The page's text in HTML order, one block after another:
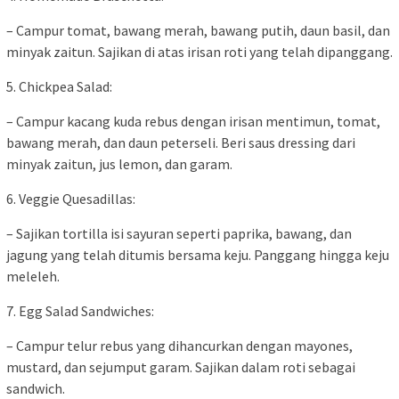
– Campur tomat, bawang merah, bawang putih, daun basil, dan
minyak zaitun. Sajikan di atas irisan roti yang telah dipanggang.
5. Chickpea Salad:
– Campur kacang kuda rebus dengan irisan mentimun, tomat,
bawang merah, dan daun peterseli. Beri saus dressing dari
minyak zaitun, jus lemon, dan garam.
6. Veggie Quesadillas:
– Sajikan tortilla isi sayuran seperti paprika, bawang, dan
jagung yang telah ditumis bersama keju. Panggang hingga keju
meleleh.
7. Egg Salad Sandwiches:
– Campur telur rebus yang dihancurkan dengan mayones,
mustard, dan sejumput garam. Sajikan dalam roti sebagai
sandwich.